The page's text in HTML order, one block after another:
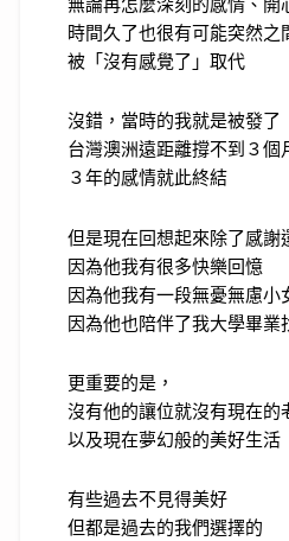
時間久了也很有可能突然之
被「沒有感覺了」取代
沒錯，當時的我就是被發了
台灣澳洲遠距離撐不到３個
３年的感情就此終結
但是現在回想起來除了感謝
因為他我有很多快樂回憶
因為他我有一段無憂無慮小
因為他也陪伴了我大學畢業
更重要的是，
沒有他的讓位就沒有現在的
以及現在夢幻般的美好生活
有些過去不見得美好
但都是過去的我們選擇的